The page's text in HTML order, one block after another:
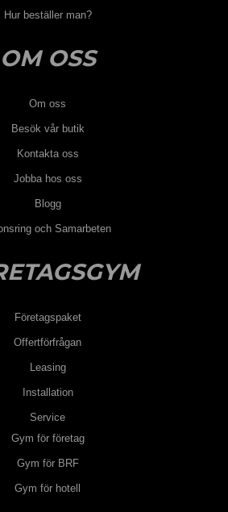
Hur beställer man?
OM OSS
Om oss
Besök vår butik
Kontakta oss
Jobba hos oss
Blogg
och Samarbeten
Företagspaket
Offertförfrågan
Leasing
Installation
Service
Gym för företag
Gym för BRF
Gym för hotell